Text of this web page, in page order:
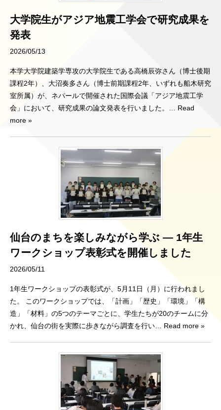
大学院生がアジア地震工学会で研究成果を
発表
2026/05/13
本学大学院建築学専攻の大学院生である高橋辰弥さん（博士後期
課程2年）、大沼奏多さん（博士前期課程2年、いずれも船木研究
室所属）が、ネパールで開催された国際会議「アジア地震工学
会」において、研究成果の論文発表を行いました。
… Read
more »
仙台のまちを楽しみながら学ぶ ― 1年生
ワークショップ表彰式を開催しました
2026/05/11
1年生ワークショップの表彰式が、5月11日（月）に行われまし
た。 このワークショップでは、「計画」「歴史」「環境」「構
造」「材料」の5つのテーマごとに、学生たちが20のチームに分
かれ、仙台の街を実際に歩きながら調査を行い … Read more »